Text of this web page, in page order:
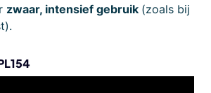
zwaar, intensief gebruik (zoals bij